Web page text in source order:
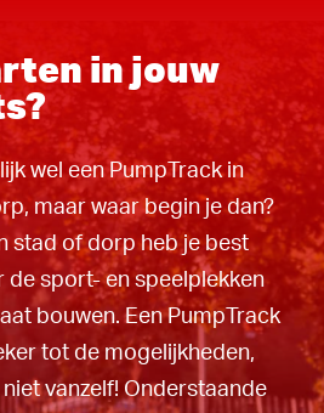
in jouw
wel een PumpTrack in
maar waar begin je dan?
stad of dorp heb je best
de sport- en speelplekken
bouwen. Een PumpTrack
tot de mogelijkheden,
vanzelf! Onderstaande